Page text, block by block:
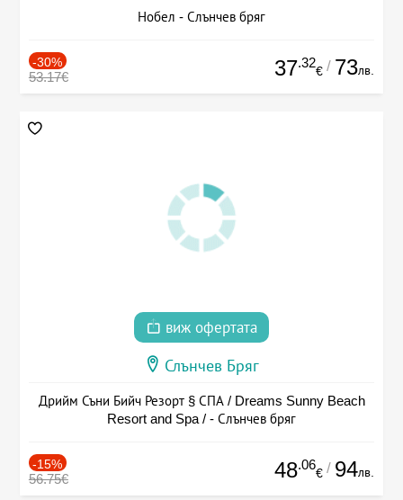
Нобел - Слънчев бряг
-30%
53.17€ 37.32
€ / 73лв.
виж офертата
Слънчев Бряг
Дрийм Съни Бийч Резорт § СПА / Dreams Sunny Beach
Resort and Spa / - Слънчев бряг
-15%
56.75€ 48.06
€ / 94лв.